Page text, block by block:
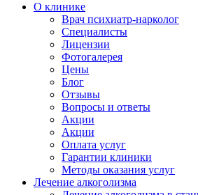
О клинике
Врач психиатр-нарколог
Специалисты
Лицензии
Фотогалерея
Цены
Блог
Отзывы
Вопросы и ответы
Акции
Акции
Оплата услуг
Гарантии клиники
Методы оказания услуг
Лечение алкоголизма